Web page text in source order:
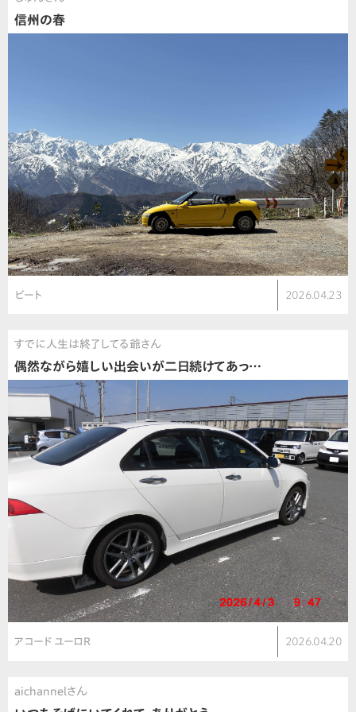
信州の春
ビート 2026.04.23
すでに人生は終了してる爺さん
偶然ながら嬉しい出会いが二日続けてあっ…
アコード ユーロR 2026.04.20
aichannelさん